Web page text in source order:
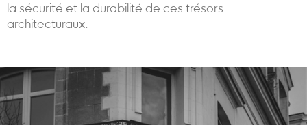
la sécurité et la durabilité de ces trésors
architecturaux.